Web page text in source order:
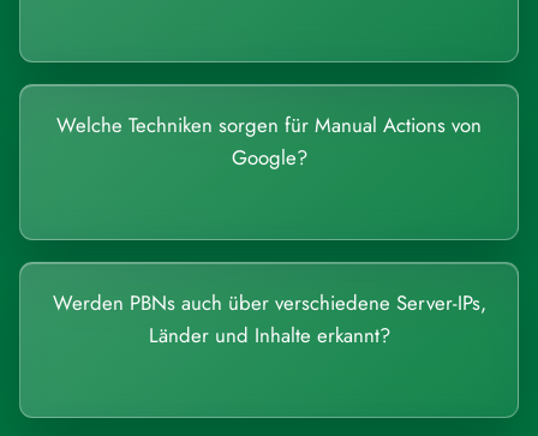
Welche Techniken sorgen für Manual Actions von
Google?
Werden PBNs auch über verschiedene Server-IPs,
Länder und Inhalte erkannt?